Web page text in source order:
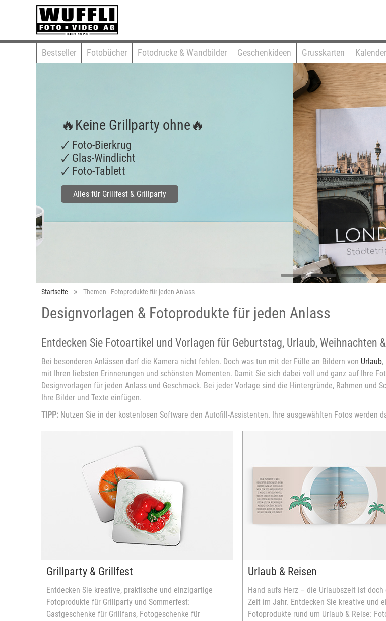
Bestseller Fotobücher Fotodrucke & Wandbilder Geschenkideen Grusskarten Kalender
Startseite Themen - Fotoprodukte für jeden Anlass
Designvorlagen & Fotoprodukte für jeden Anlass
Entdecken Sie Fotoartikel und Vorlagen für Geburtstag, Urlaub, Weihnachten
Bei besonderen Anlässen darf die Kamera nicht fehlen. Doch was tun mit der Fülle an Bildern von Urlaub,
mit Ihren liebsten Erinnerungen und schönsten Momenten. Damit Sie sich dabei voll und ganz auf Ihre
Designvorlagen für jeden Anlass und Geschmack. Bei jeder Vorlage sind die Hintergründe, Rahmen
Ihre Bilder und Texte einfügen.
TIPP: Nutzen Sie in der kostenlosen Software den Autofill-Assistenten. Ihre ausgewählten Fotos
Grillparty & Grillfest
Entdecken Sie kreative, praktische und einzigartige
Fotoprodukte für Grillparty und Sommerfest:
Gastgeschenke für Grillfans, Fotogeschenke für
Urlaub & Reisen
Hand aufs Herz – die Urlaubszeit ist doch
Zeit im Jahr. Entdecken Sie kreative und
Fotoprodukte rund um Urlaub & Reise: